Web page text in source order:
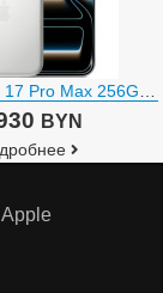
BYN